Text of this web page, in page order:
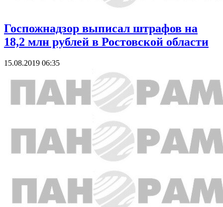
Госпожнадзор выписал штрафов на
18,2 млн рублей в Ростовской области
15.08.2019 06:35